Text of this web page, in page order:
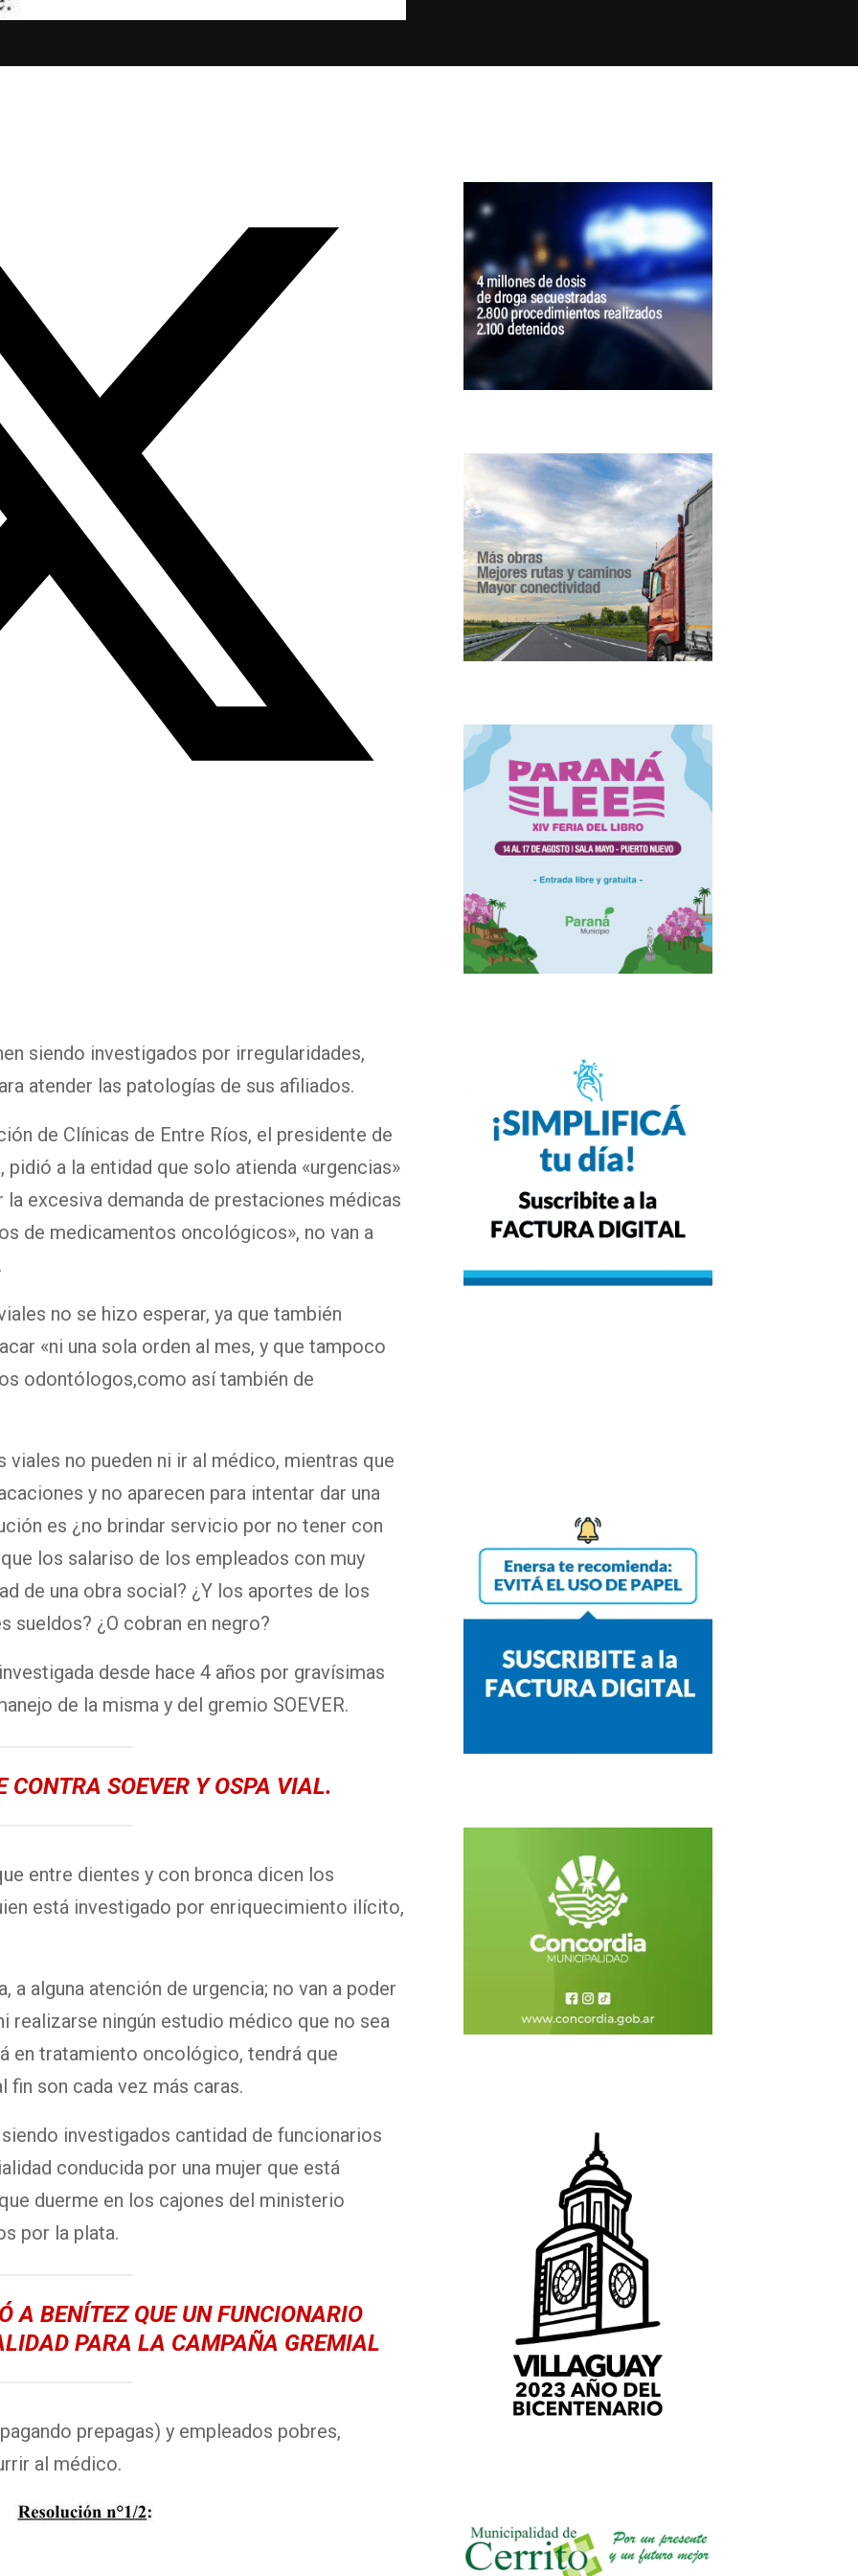
siendo investigados por irregularidades,
atender las patologías de sus afiliados.
de Clínicas de Entre Ríos, el presidente de
pidió a la entidad que solo atienda «urgencias»
excesiva demanda de prestaciones médicas
de medicamentos oncológicos», no van a
no se hizo esperar, ya que también
«ni una sola orden al mes, y que tampoco
odontólogos,como así también de
viales no pueden ni ir al médico, mientras que
y no aparecen para intentar dar una
es ¿no brindar servicio por no tener con
los salariso de los empleados con muy
de una obra social? ¿Y los aportes de los
sueldos? ¿O cobran en negro?
desde hace 4 años por gravísimas
de la misma y del gremio SOEVER.
SOEVER Y OSPA VIAL.
entre dientes y con bronca dicen los
está investigado por enriquecimiento ilícito,
a alguna atención de urgencia; no van a poder
realizarse ningún estudio médico que no sea
en tratamiento oncológico, tendrá que
fin son cada vez más caras.
investigados cantidad de funcionarios
conducida por una mujer que está
duerme en los cajones del ministerio
por la plata.
A BENÍTEZ QUE UN FUNCIONARIO
PARA LA CAMPAÑA GREMIAL
prepagas) y empleados pobres,
al médico.